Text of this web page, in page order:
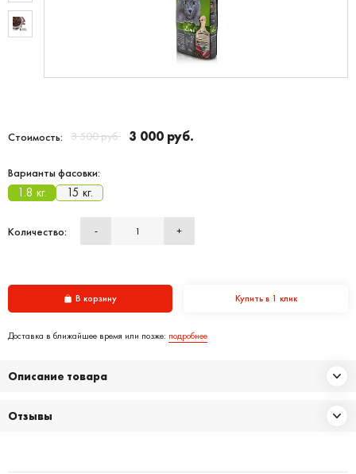
Стоимость: 3 500 руб. 3 000 руб.
Варианты фасовки:
1.8 кг. 15 кг.
Количество: - +
В корзину Купить в 1 клик
Доставка в ближайшее время или позже: подробнее
Описание товара
Отзывы